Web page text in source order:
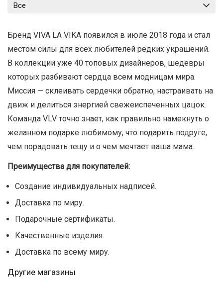
Все
Бренд VIVA LA VIKA появился в июле 2018 года и стал
местом силы для всех любителей редких украшений.
В коллекции уже 40 топовых дизайнеров, шедевры
которых разбивают сердца всем модницам мира.
Миссия — склеивать сердечки обратно, настраивать на
движ и делиться энергией свежеиспеченных цацок.
Команда VLV точно знает, как правильно намекнуть о
желанном подарке любимому, что подарить подруге,
чем порадовать тещу и о чем мечтает ваша мама.
Преимущества для покупателей:
Создание индивидуальных надписей.
Доставка по миру.
Подарочные сертификаты.
Качественные изделия.
Доставка по всему миру.
Другие магазины